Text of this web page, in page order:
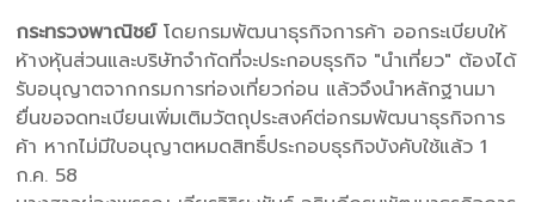
กระทรวงพาณิชย์โดยกรมพัฒนาธุรกิจการค้า ออกระเบียบให้
ห้างหุ้นส่วนและบริษัทจำกัดที่จะประกอบธุรกิจ "นำเที่ยว" ต้องได้
รับอนุญาตจากกรมการท่องเที่ยวก่อน แล้วจึงนำหลักฐานมา
ยื่นขอจดทะเบียนเพิ่มเติมวัตถุประสงค์ต่อกรมพัฒนาธุรกิจการ
ค้า หากไม่มีใบอนุญาตหมดสิทธิ์ประกอบธุรกิจบังคับใช้แล้ว 1
ก.ค. 58